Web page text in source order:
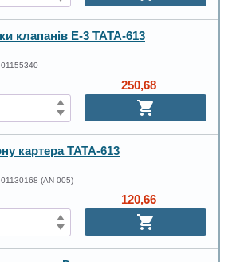
клапанів Е-3 ТАТА-613
250,68
картера ТАТА-613
(AN-005)
120,66